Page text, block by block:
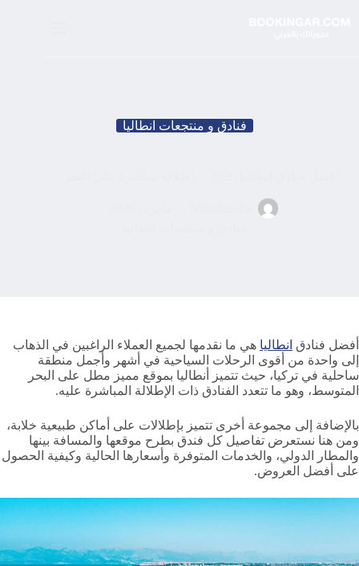
فنادق و منتجعات انطاليا
أفضل فنادق انطاليا هي ما نقدمها لجميع العملاء الراغبين في الذهاب
إلى واحدة من أقوى الرحلات السياحية في أشهر وأجمل منطقة
ساحلية في تركيا، حيث تتميز أنطاليا بموقع مميز مطل على البحر
المتوسط، وهو ما تتعدد الفنادق ذات الإطلالة المباشرة عليه.
بالإضافة إلى مجموعة أخرى تتميز بإطلالات على أماكن طبيعية خلابة،
ومن هنا نستعرض تفاصيل كل فندق بطرح موقعها والمسافة بينها
والمطار الدولي، والخدمات المتوفرة وأسعارها الحالية وكيفية الحصول
على أفضل العروض.